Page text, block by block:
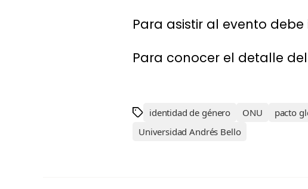
Para asistir al evento
Para conocer el detalle
identidad de género ONU pacto
Universidad Andrés Bello